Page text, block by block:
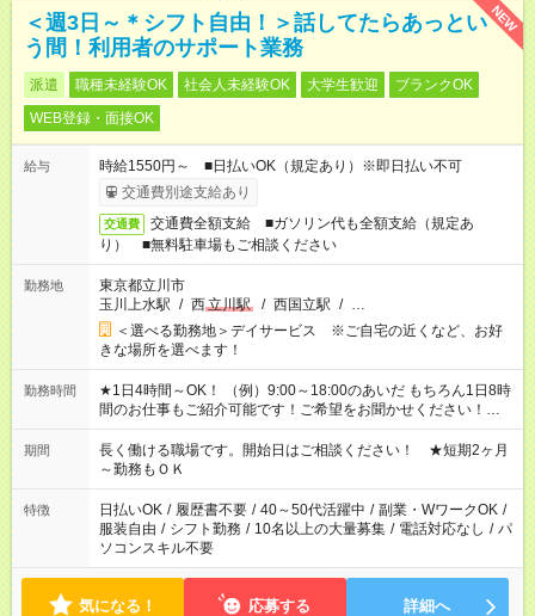
NEW
＜週3日～＊シフト自由！＞話してたらあっとい
う間！利用者のサポート業務
派遣 職種未経験OK 社会人未経験OK 大学生歓迎
ブランクOK
WEB登録・面接OK
給与
時給1550円～ ■日払いOK（規定あり）※即日払い不可
交通費別途支給あり
交通費
交通費全額支給 ■ガソリン代も全額支給（規定あ
り） ■無料駐車場もご相談ください
勤務地
東京都立川市
玉川上水駅 / 西立川駅 / 西国立駅 / …
＜選べる勤務地＞デイサービス ※ご自宅の近くなど、お好
きな場所を選べます！
勤務時間
★1日4時間～OK！ （例）9:00～18:00のあいだ もちろん1日8時
間のお仕事もご紹介可能です！ご希望をお聞かせください！★家
庭の都合でお休みが必要な場合も遠慮なくご相談ください。 ※
週最低15時間以上の勤務が必要です
期間
長く働ける職場です。開始日はご相談ください！ ★短期2ヶ月
～勤務もＯＫ
特徴 日払いOK / 履歴書不要 / 40～50代活躍中 / 副業・WワークOK /
服装自由 / シフト勤務 / 10名以上の大量募集 / 電話対応なし / パ
ソコンスキル不要
気になる！ 応募する 詳細へ